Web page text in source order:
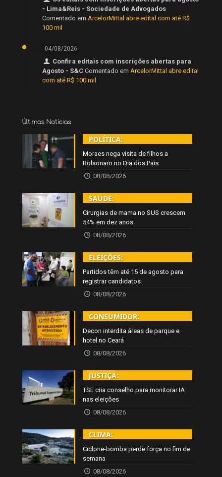
- Lima&Reis - Sociedade de Advogados
Comentado em ArcelorMittal abre edital com até R$
100 mil
04/08/2026
Confira editais com inscrições abertas para
Agosto - S&C Comentado em ArcelorMittal abre edital
com até R$ 100 mil
Últimas Notícias
POLÍTICA:
Moraes nega visita de filhos a
Bolsonaro no Dia dos Pais
08/08/2026
SAÚDE:
Cirurgias de mama no SUS crescem
54% em dez anos
08/08/2026
ELEIÇÕES:
Partidos têm até 15 de agosto para
registrar candidatos
08/08/2026
CONSUMIDOR:
Decon interdita áreas de parque e
hotel no Ceará
08/08/2026
JUSTIÇA:
TSE cria conselho para monitorar IA
nas eleições
08/08/2026
CLIMA:
Ciclone-bomba perde força no fim de
semana
08/08/2026